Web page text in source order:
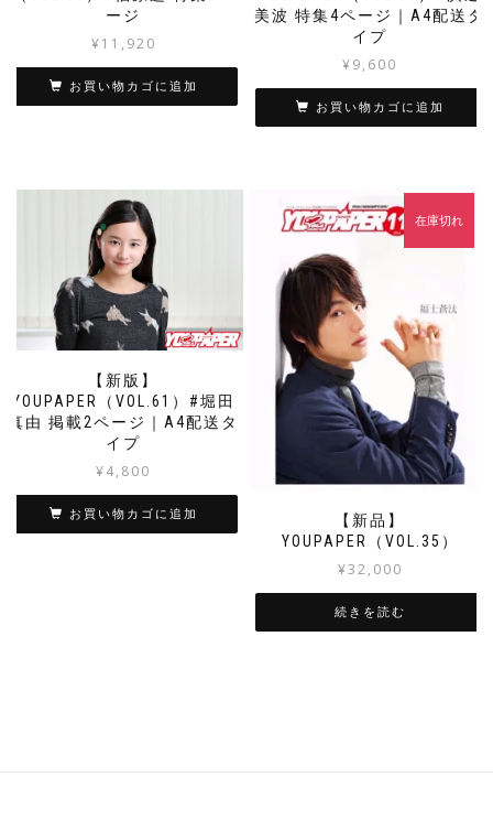
ージ
¥11,920
お買い物カゴに追加
美波 特集4ページ｜A4配送タ
イプ
¥9,600
お買い物カゴに追加
【新版】
YOUPAPER（VOL.61）#堀田
真由 掲載2ページ｜A4配送タ
イプ
¥4,800
お買い物カゴに追加
【新品】
YOUPAPER（VOL.35）
¥32,000
在庫切れ
続きを読む